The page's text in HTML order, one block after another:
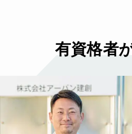
有資格者